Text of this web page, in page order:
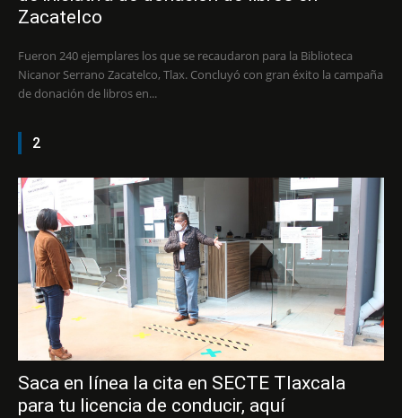
Zacatelco
Fueron 240 ejemplares los que se recaudaron para la Biblioteca
Nicanor Serrano Zacatelco, Tlax. Concluyó con gran éxito la campaña
de donación de libros en...
2
Saca en línea la cita en SECTE Tlaxcala
para tu licencia de conducir, aquí